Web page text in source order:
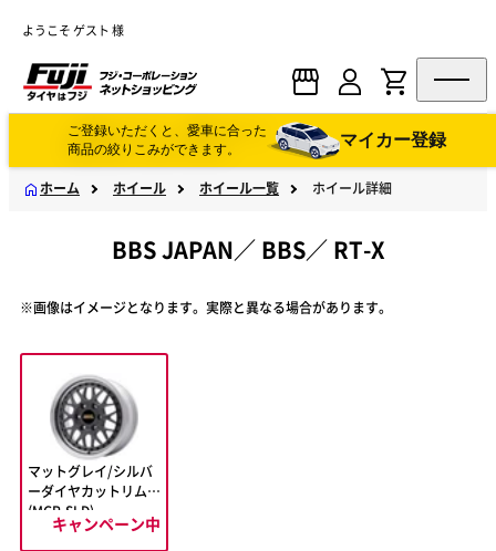
ようこそ ゲスト 様
ご登録いただくと、愛車に合った
商品の絞りこみができます。
マイカー登録
ホーム ホイール ホイール一覧 ホイール詳細
BBS JAPAN／ BBS／ RT-X
※画像はイメージとなります。実際と異なる場合があります。
マットグレイ/シルバ
ーダイヤカットリム
(MGR-SLD)
キャンペーン中